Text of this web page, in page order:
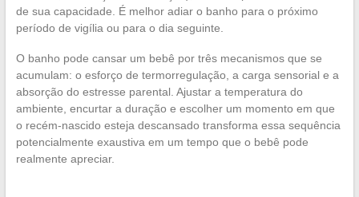
de sua capacidade. É melhor adiar o banho para o próximo
período de vigília ou para o dia seguinte.
O banho pode cansar um bebê por três mecanismos que se
acumulam: o esforço de termorregulação, a carga sensorial e a
absorção do estresse parental. Ajustar a temperatura do
ambiente, encurtar a duração e escolher um momento em que
o recém-nascido esteja descansado transforma essa sequência
potencialmente exaustiva em um tempo que o bebê pode
realmente apreciar.